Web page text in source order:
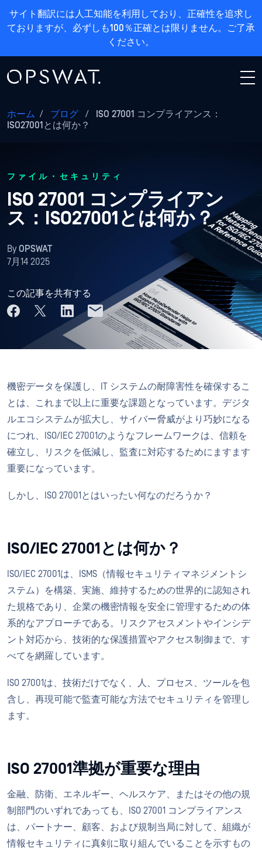
サイト翻訳には人工知能を利用しており、正確性を追求し
ておりますが、必ずしも100％正確とは限りません。ご了承
ください。
ホーム / ブログ /
ISO 27001 コンプライアンス：
ISO27001とは何か？
ファイル・セキュリティ
ISO 27001 コンプライアン
ス：ISO27001とは何か？
ByOPSWAT
7月14 2025
この記事を共有する
機密データを保護し、IT システムの耐障害性を確保するこ
とは、これまで以上に重要な課題となっています。デジタ
ルエコシステムが拡大し、サイバー脅威がより巧妙になる
につれ、ISO/IEC 27001のようなフレームワークは、信頼を
確立し、リスクを低減し、監査に対応するためにますます
重要になっています。
しかし、ISO 27001とはいったい何なのだろうか？
ISO/IEC 27001とは何か？
ISO/IEC 27001は、ISMS（情報セキュリティマネジメントシ
ステム）を構築、実施、維持するための世界的に認知され
た規格であり、企業の機密情報を安全に管理するための体
系的なアプローチである。リスクアセスメントやインシデ
ント対応から、技術的な保護措置やアクセス制御まで、す
べてを網羅しています。
ISO 27001は、技術だけでなく、人、プロセス、ツールを包
含し、再現可能で監査可能な方法でセキュリティを管理し
ます。
ISO 27001準拠が重要な理由
金融、防衛、エネルギー、ヘルスケア、またはその他の規
制部門のいずれであっても、ISO 27001 コンプライアンス
は、パートナー、顧客、および規制当局に対して、組織が
情報セキュリティに真剣に取り組んでいることを示すもの